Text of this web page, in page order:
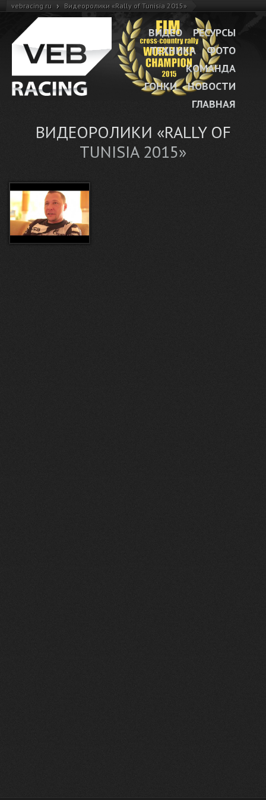
vebracing.ru › Видеоролики «Rally of Tunisia 2015»
РЕСУРСЫ
ВИДЕО
ФОТО
ТЕХНИКА
КОМАНДА
НОВОСТИ
ГОНКИ
ГЛАВНАЯ
ВИДЕОРОЛИКИ «RALLY OF
TUNISIA 2015»